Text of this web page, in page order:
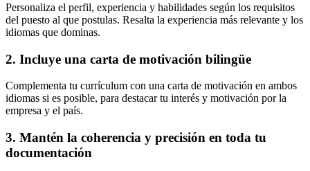
Personaliza el perfil, experiencia y habilidades según los requisitos
del puesto al que postulas. Resalta la experiencia más relevante y los
idiomas que dominas.
2. Incluye una carta de motivación bilingüe
Complementa tu currículum con una carta de motivación en ambos
idiomas si es posible, para destacar tu interés y motivación por la
empresa y el país.
3. Mantén la coherencia y precisión en toda tu
documentación